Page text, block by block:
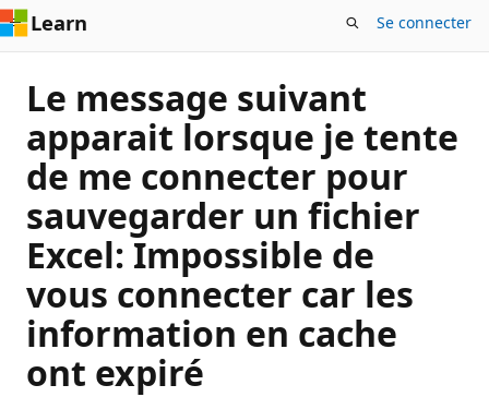
Learn Se connecter
Le message suivant
apparait lorsque je tente
de me connecter pour
sauvegarder un fichier
Excel: Impossible de
vous connecter car les
information en cache
ont expiré